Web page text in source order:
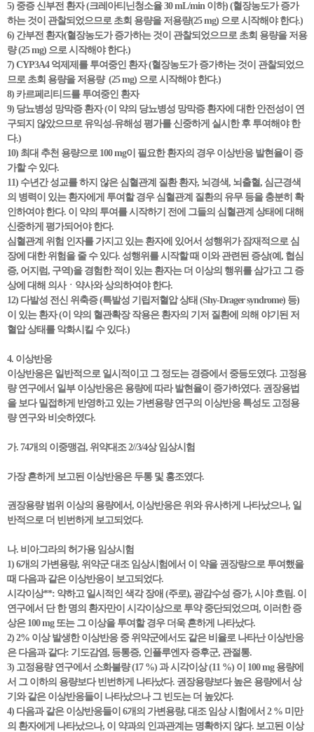
5) 중증 신부전 환자 (크레아티닌청소율 30 mL/min 이하) (혈장농도가 증가
하는 것이 관찰되었으므로 초회 용량을 저용량(25 mg) 으로 시작해야 한다.)
6) 간부전 환자(혈장농도가 증가하는 것이 관찰되었으므로 초회 용량을 저용
량 (25 mg) 으로 시작해야 한다.)
7) CYP3A4 억제제를 투여중인 환자 (혈장농도가 증가하는 것이 관찰되었으
므로 초회 용량을 저용량 (25 mg) 으로 시작해야 한다.)
8) 카르페리티드를 투여중인 환자
9) 당뇨병성 망막증 환자 (이 약의 당뇨병성 망막증 환자에 대한 안전성이 연
구되지 않았으므로 유익성-유해성 평가를 신중하게 실시한 후 투여해야 한
다.)
10) 최대 추천 용량으로 100 mg이 필요한 환자의 경우 이상반응 발현율이 증
가할 수 있다.
11) 수년간 성교를 하지 않은 심혈관계 질환 환자, 뇌경색, 뇌출혈, 심근경색
의 병력이 있는 환자에게 투여할 경우 심혈관계 질환의 유무 등을 충분히 확
인하여야 한다. 이 약의 투여를 시작하기 전에 그들의 심혈관계 상태에 대해
신중하게 평가되어야 한다.
심혈관계 위험 인자를 가지고 있는 환자에 있어서 성행위가 잠재적으로 심
장에 대한 위험을 줄 수 있다. 성행위를 시작할 때 이와 관련된 증상(예, 협심
증, 어지럼, 구역)을 경험한 적이 있는 환자는 더 이상의 행위를 삼가고 그 증
상에 대해 의사ㆍ약사와 상의하여야 한다.
12) 다발성 전신 위축증 (특발성 기립저혈압 상태 (Shy-Drager syndrome) 등)
이 있는 환자 (이 약의 혈관확장 작용은 환자의 기저 질환에 의해 야기된 저
혈압 상태를 악화시킬 수 있다.)
4. 이상반응
이상반응은 일반적으로 일시적이고 그 정도는 경증에서 중등도였다. 고정용
량 연구에서 일부 이상반응은 용량에 따라 발현율이 증가하였다. 권장용법
을 보다 밀접하게 반영하고 있는 가변용량 연구의 이상반응 특성도 고정용
량 연구와 비슷하였다.
가. 74개의 이중맹검, 위약대조 2//3/4상 임상시험
가장 흔하게 보고된 이상반응은 두통 및 홍조였다.
권장용량 범위 이상의 용량에서, 이상반응은 위와 유사하게 나타났으나, 일
반적으로 더 빈번하게 보고되었다.
나. 비아그라의 허가용 임상시험
1) 6개의 가변용량, 위약군 대조 임상시험에서 이 약을 권장량으로 투여했을
때 다음과 같은 이상반응이 보고되었다.
시각이상**: 약하고 일시적인 색각 장애 (주로), 광감수성 증가, 시야 흐림. 이
연구에서 단 한 명의 환자만이 시각이상으로 투약 중단되었으며, 이러한 증
상은 100 mg 또는 그 이상을 투여할 경우 더욱 흔하게 나타났다.
2) 2% 이상 발생한 이상반응 중 위약군에서도 같은 비율로 나타난 이상반응
은 다음과 같다: 기도감염, 등통증, 인플루엔자 증후군, 관절통.
3) 고정용량 연구에서 소화불량 (17 %) 과 시각이상 (11 %) 이 100 mg 용량에
서 그 이하의 용량보다 빈번하게 나타났다. 권장용량보다 높은 용량에서 상
기와 같은 이상반응들이 나타났으나 그 빈도는 더 높았다.
4) 다음과 같은 이상반응들이 6개의 가변용량, 대조 임상 시험에서 2 % 미만
의 환자에게 나타났으나, 이 약과의 인과관계는 명확하지 않다. 보고된 이상